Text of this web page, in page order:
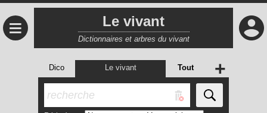
≡ Le vivant
Dictionnaires et arbres du vivant
Dico Le vivant Tout +